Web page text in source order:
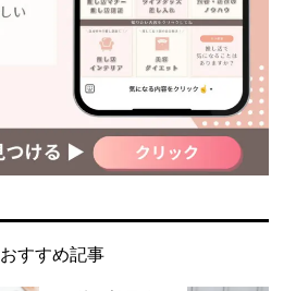
おすすめ記事